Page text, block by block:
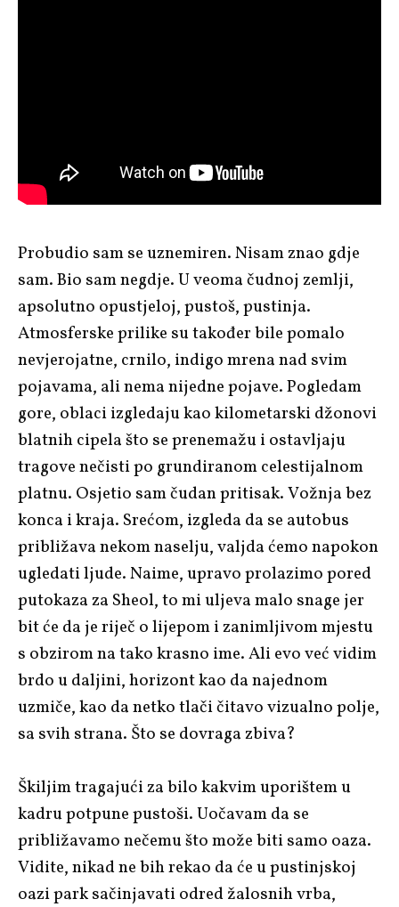
Probudio sam se uznemiren. Nisam znao gdje
sam. Bio sam negdje. U veoma čudnoj zemlji,
apsolutno opustjeloj, pustoš, pustinja.
Atmosferske prilike su također bile pomalo
nevjerojatne, crnilo, indigo mrena nad svim
pojavama, ali nema nijedne pojave. Pogledam
gore, oblaci izgledaju kao kilometarski džonovi
blatnih cipela što se prenemažu i ostavljaju
tragove nečisti po grundiranom celestijalnom
platnu. Osjetio sam čudan pritisak. Vožnja bez
konca i kraja. Srećom, izgleda da se autobus
približava nekom naselju, valjda ćemo napokon
ugledati ljude. Naime, upravo prolazimo pored
putokaza za Sheol, to mi uljeva malo snage jer
bit će da je riječ o lijepom i zanimljivom mjestu
s obzirom na tako krasno ime. Ali evo već vidim
brdo u daljini, horizont kao da najednom
uzmiče, kao da netko tlači čitavo vizualno polje,
sa svih strana. Što se dovraga zbiva?
Škiljim tragajući za bilo kakvim uporištem u
kadru potpune pustoši. Uočavam da se
približavamo nečemu što može biti samo oaza.
Vidite, nikad ne bih rekao da će u pustinjskoj
oazi park sačinjavati odred žalosnih vrba,